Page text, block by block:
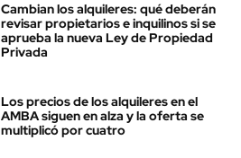
Cambian los alquileres: qué deberán
revisar propietarios e inquilinos si se
aprueba la nueva Ley de Propiedad
Privada
Los precios de los alquileres en el
AMBA siguen en alza y la oferta se
multiplicó por cuatro